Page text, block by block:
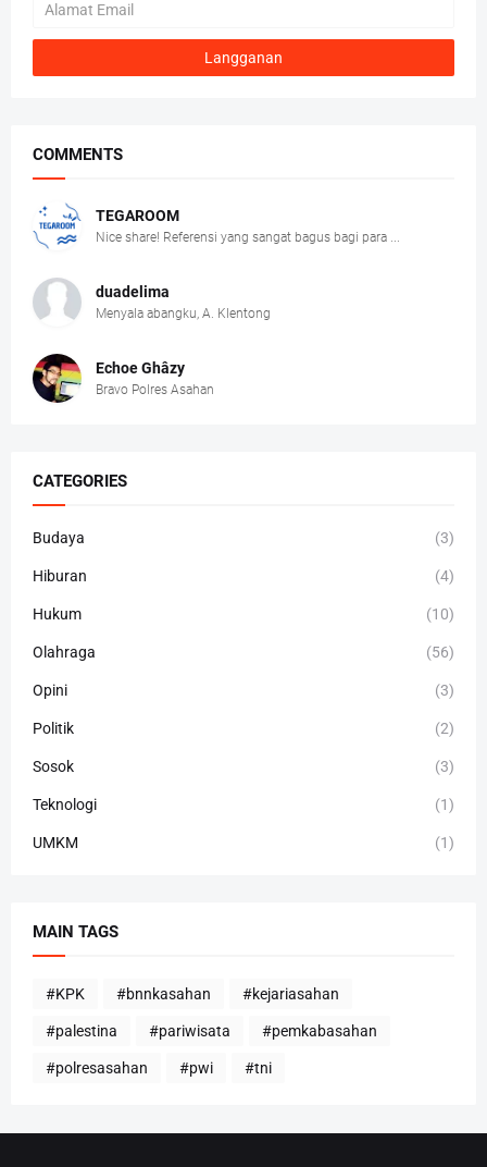
COMMENTS
TEGAROOM
Nice share! Referensi yang sangat bagus bagi para ...
duadelima
Menyala abangku, A. Klentong
Echoe Ghâzy
Bravo Polres Asahan
CATEGORIES
Budaya (3)
Hiburan (4)
Hukum (10)
Olahraga (56)
Opini (3)
Politik (2)
Sosok (3)
Teknologi (1)
UMKM (1)
MAIN TAGS
#KPK #bnnkasahan #kejariasahan
#palestina #pariwisata #pemkabasahan
#polresasahan #pwi #tni